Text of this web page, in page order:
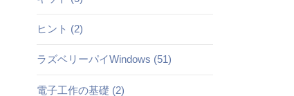
ヒント (2)
ラズベリーパイWindows (51)
電子工作の基礎 (2)